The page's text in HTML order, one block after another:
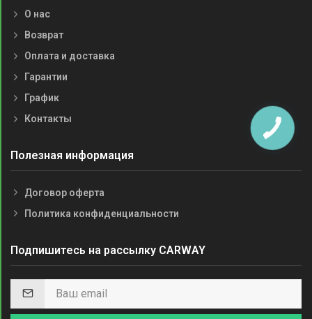
О нас
Возврат
Оплата и доставка
Гарантии
График
Контакты
Полезная информация
Договор оферта
Политика конфиденциальности
Подпишитесь на рассылку CARWAY